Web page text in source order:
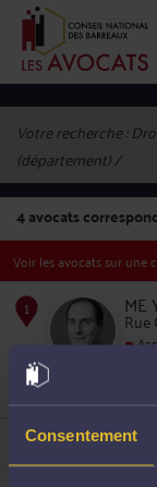
Consentement
Votre recherche :
(département)
4avocats
Voir les avocats sur une
1
ME
Rue
ME
9